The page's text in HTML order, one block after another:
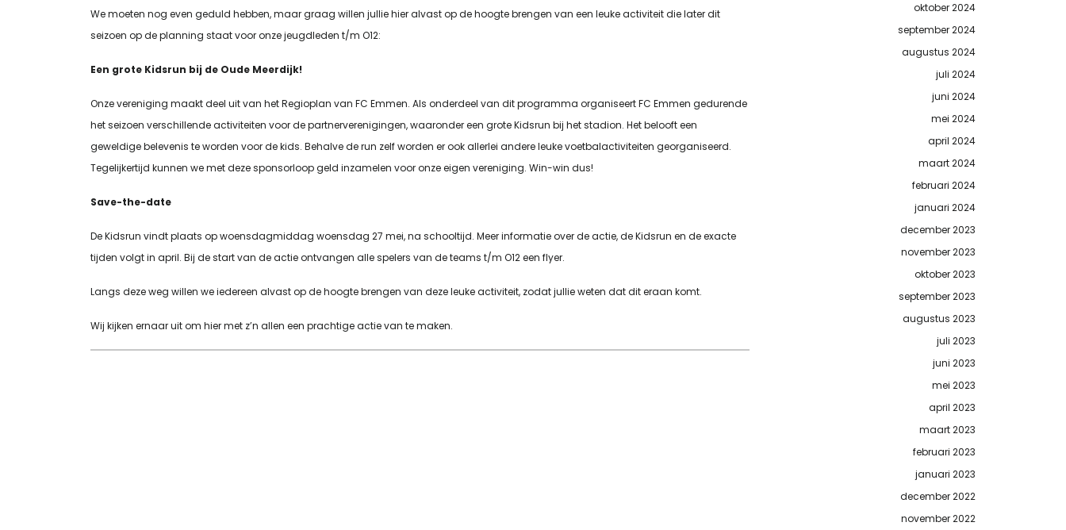
We moeten nog even geduld hebben, maar graag willen jullie hier alvast op de hoogte brengen van een leuke activiteit die later dit
seizoen op de planning staat voor onze jeugdleden t/m O12:
Een grote Kidsrun bij de Oude Meerdijk!
Onze vereniging maakt deel uit van het Regioplan van FC Emmen. Als onderdeel van dit programma organiseert FC Emmen gedurende
het seizoen verschillende activiteiten voor de partnerverenigingen, waaronder een grote Kidsrun bij het stadion. Het belooft een
geweldige belevenis te worden voor de kids. Behalve de run zelf worden er ook allerlei andere leuke voetbalactiviteiten georganiseerd.
Tegelijkertijd kunnen we met deze sponsorloop geld inzamelen voor onze eigen vereniging. Win-win dus!
Save-the-date
De Kidsrun vindt plaats op woensdagmiddag woensdag 27 mei, na schooltijd. Meer informatie over de actie, de Kidsrun en de exacte
tijden volgt in april. Bij de start van de actie ontvangen alle spelers van de teams t/m O12 een flyer.
Langs deze weg willen we iedereen alvast op de hoogte brengen van deze leuke activiteit, zodat jullie weten dat dit eraan komt.
Wij kijken ernaar uit om hier met z’n allen een prachtige actie van te maken.
oktober 2024
september 2024
augustus 2024
juli 2024
juni 2024
mei 2024
april 2024
maart 2024
februari 2024
januari 2024
december 2023
november 2023
oktober 2023
september 2023
augustus 2023
juli 2023
juni 2023
mei 2023
april 2023
maart 2023
februari 2023
januari 2023
december 2022
november 2022